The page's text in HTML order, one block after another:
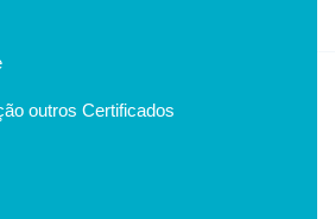
outros Certificados